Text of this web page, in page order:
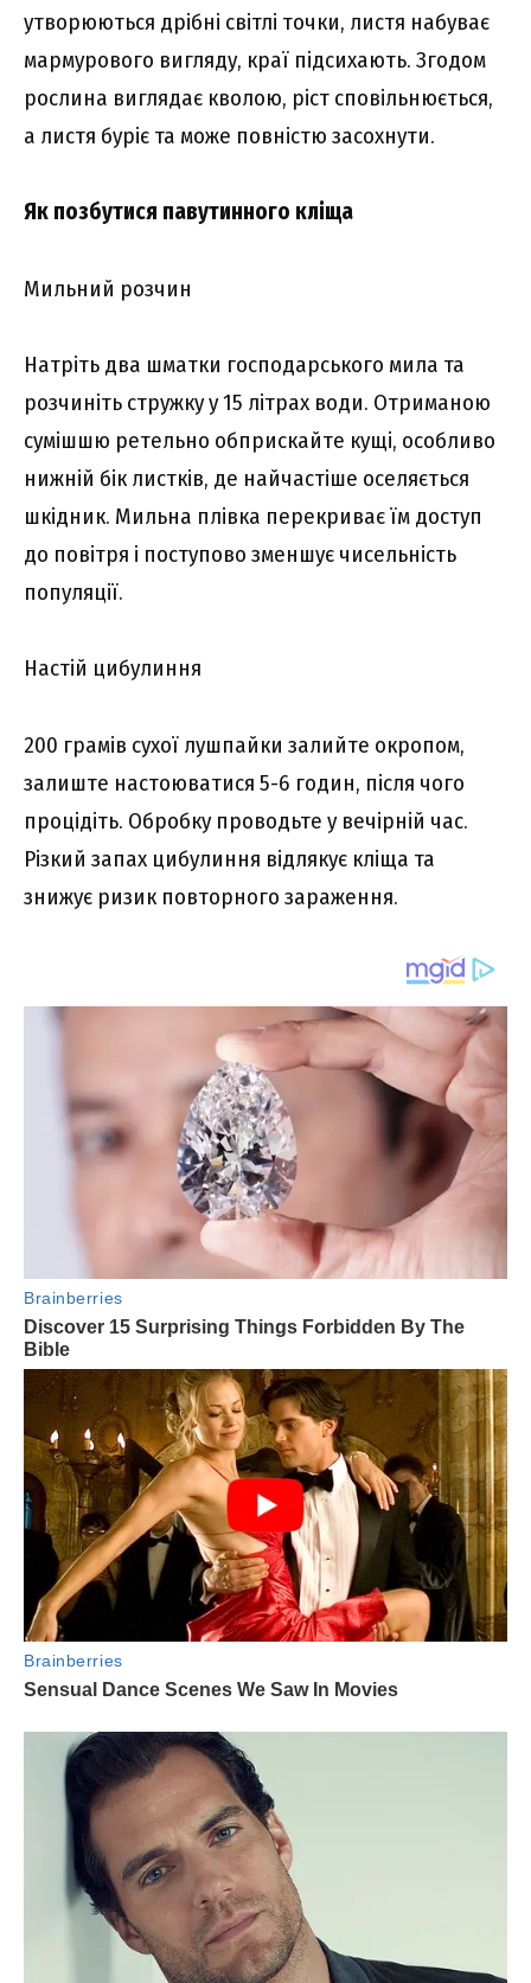
утворюються дрібні світлі точки, листя набуває
мармурового вигляду, краї підсихають. Згодом
рослина виглядає кволою, ріст сповільнюється,
а листя буріє та може повністю засохнути.
Як позбутися павутинного кліща
Мильний розчин
Натріть два шматки господарського мила та
розчиніть стружку у 15 літрах води. Отриманою
сумішшю ретельно обприскайте кущі, особливо
нижній бік листків, де найчастіше оселяється
шкідник. Мильна плівка перекриває їм доступ
до повітря і поступово зменшує чисельність
популяції.
Настій цибулиння
200 грамів сухої лушпайки залийте окропом,
залиште настоюватися 5-6 годин, після чого
процідіть. Обробку проводьте у вечірній час.
Різкий запах цибулиння відлякує кліща та
знижує ризик повторного зараження.